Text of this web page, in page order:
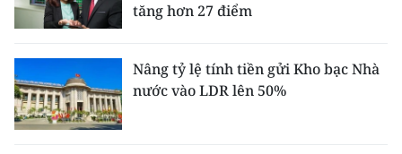
tăng hơn 27 điểm
Nâng tỷ lệ tính tiền gửi Kho bạc Nhà
nước vào LDR lên 50%